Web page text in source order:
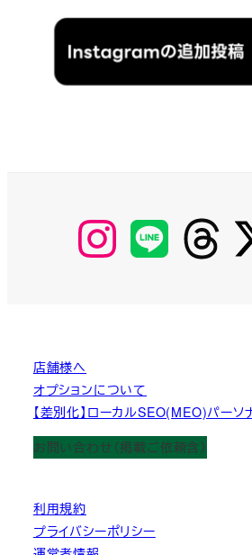
【Instagram】
MyKOBAKO
【LINE】 【
店舗様へ
オプションについて
【差別化】ローカルSEO(MEO)パーソ
お問い合わせ（掲載ご依頼含）
利用規約
プライバシーポリシー